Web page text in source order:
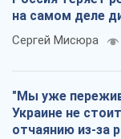
на самом деле
Сергей Мисюра
"Мы уже
Украине не
отчаянию из-за